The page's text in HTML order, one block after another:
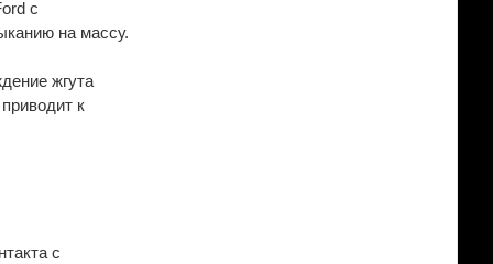
с
на массу.
жгута
к
с